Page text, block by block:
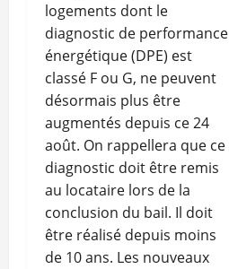
logements dont le
diagnostic de performance
énergétique (DPE) est
classé F ou G, ne peuvent
désormais plus être
augmentés depuis ce 24
août. On rappellera que ce
diagnostic doit être remis
au locataire lors de la
conclusion du bail. Il doit
être réalisé depuis moins
de 10 ans. Les nouveaux